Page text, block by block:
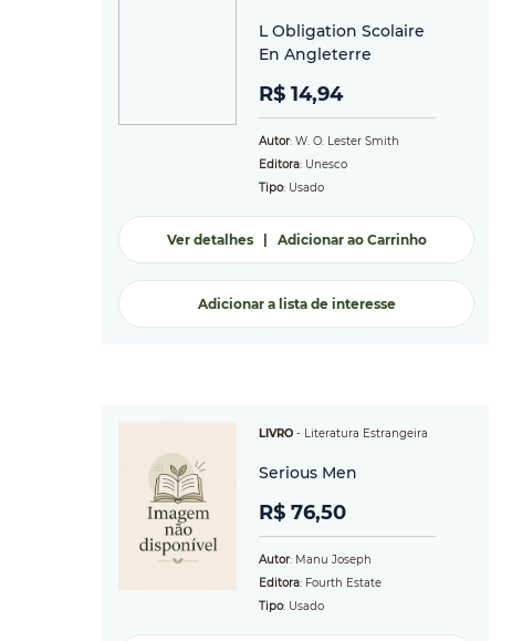
L Obligation Scolaire
En Angleterre
R$ 14,94
Autor: W. O. Lester Smith
Editora: Unesco
Tipo: Usado
Ver detalhes| Adicionar ao Carrinho
Adicionar a lista de interesse
LIVRO - Literatura Estrangeira
Serious Men
R$ 76,50
Autor: Manu Joseph
Editora: Fourth Estate
Tipo: Usado